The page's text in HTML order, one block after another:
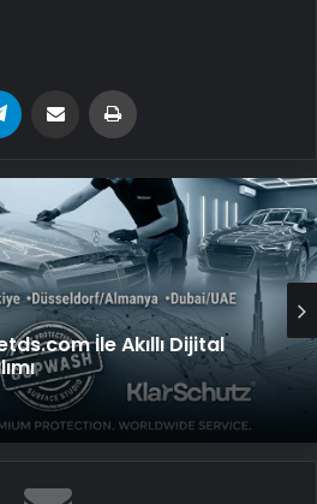
Email'den paylaş
İle Akıllı Dijital